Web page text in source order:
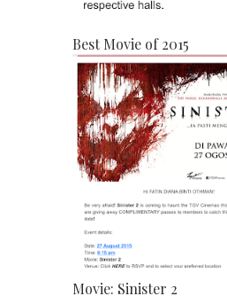
Best Movie of 2015
Movie: Sinister 2